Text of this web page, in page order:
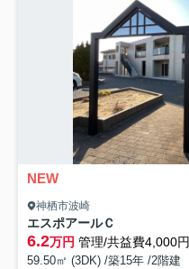
NEW
神栖市波崎
エスポアールＣ
6.2万円 管理/共益費4,000円
59.50㎡ (3DK) /築15年 /2階建